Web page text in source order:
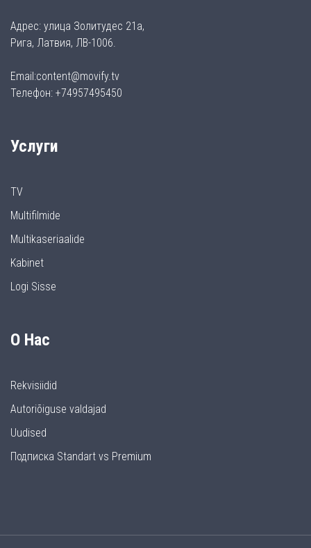
Адрес: улица Золитудес 21а,
Рига, Латвия, ЛВ-1006.
Email:content@movify.tv
Телефон: +74957495450
Услуги
TV
Multifilmide
Multikaseriaalide
Kabinet
Logi Sisse
О Нас
Rekvisiidid
Autoriõiguse valdajad
Uudised
Подписка Standart vs Premium